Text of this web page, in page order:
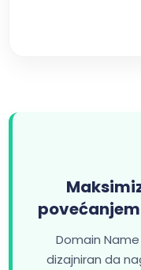
Domain Name
dizajniran da